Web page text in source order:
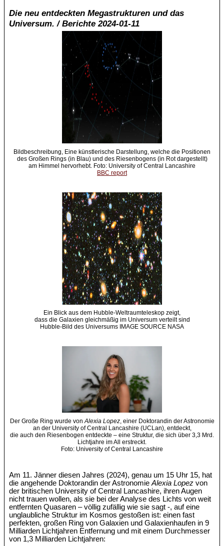
Die neu entdeckten Megastrukturen und das
Universum. / Berichte 2024-01-11
Bildbeschreibung, Eine künstlerische Darstellung, welche die Positionen
des Großen Rings (in Blau) und des Riesenbogens (in Rot dargestellt)
am Himmel hervorhebt. Foto: University of Central Lancashire
BBC report
Ein Blick aus dem Hubble-Weltraumteleskop zeigt,
dass die Galaxien gleichmäßig im Universum verteilt sind
Hubble-Bild des Universums IMAGE SOURCE NASA
Der Große Ring wurde von Alexia Lopez, einer Doktorandin der Astronomie
an der University of Central Lancashire (UCLan), entdeckt,
die auch den Riesenbogen entdeckte – eine Struktur, die sich über 3,3 Mrd.
Lichtjahre im All erstreckt.
Foto: University of Central Lancashire
Am 11. Jänner diesen Jahres (2024), genau um 15 Uhr 15, hat
die angehende Doktorandin der AstronomieAlexia Lopez von
der britischen University of Central Lancashire, ihren Augen
nicht trauen wollen, als sie bei der Analyse des Lichts von weit
entfernten Quasaren – völlig zufällig wie sie sagt -, auf eine
unglaubliche Struktur im Kosmos gestoßen ist: einen fast
perfekten, großen Ring von Galaxien und Galaxienhaufen in 9
Milliarden Lichtjahren Entfernung und mit einem Durchmesser
von 1,3 Milliarden Lichtjahren: